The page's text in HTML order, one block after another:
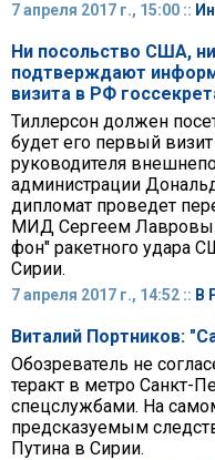
7 апреля 2017 г., 15:00 ::
Ни посольство США,
подтверждают
визита в РФ
Тиллерсон должен
будет его первый
руководителя
администрации
дипломат проведет
МИД Сергеем
фон" ракетного удара
Сирии.
7 апреля 2017 г., 14:52 :: В
Виталий Портников:
Обозреватель не
теракт в метро Санкт-
спецслужбами. На
предсказуемым
Путина в Сирии.